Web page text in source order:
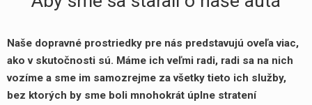
Naše dopravné prostriedky pre nás predstavujú oveľa viac,
ako v skutočnosti sú. Máme ich veľmi radi, radi sa na nich
vozíme a sme im samozrejme za všetky tieto ich služby,
bez ktorých by sme boli mnohokrát úplne stratení